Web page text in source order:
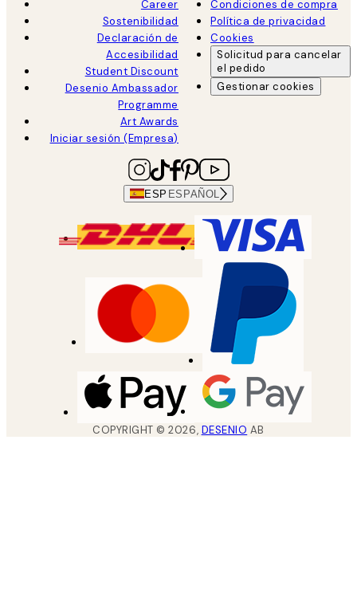
Career
Sostenibilidad
Declaración de
Accesibilidad
Student Discount
Desenio Ambassador
Programme
Art Awards
Iniciar sesión (Empresa)
Condiciones de compra
Política de privacidad
Cookies
Solicitud para cancelar
el pedido
Gestionar cookies
ESP ESPAÑOL
COPYRIGHT ©2026, DESENIO AB